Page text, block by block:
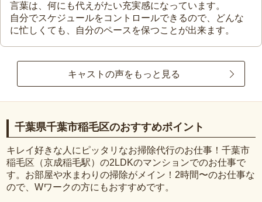
言葉は、何にも代えがたい充実感になっています。
自分でスケジュールをコントロールできるので、どんな
に忙しくても、自分のペースを保つことが出来ます。
キャストの声をもっと見る
千葉県千葉市稲毛区のおすすめポイント
キレイ好きな人にピッタリなお掃除代行のお仕事！千葉市
稲毛区（京成稲毛駅）の2LDKのマンションでのお仕事で
す。お部屋や水まわりの掃除がメイン！2時間〜のお仕事な
ので、Wワークの方にもおすすめです。